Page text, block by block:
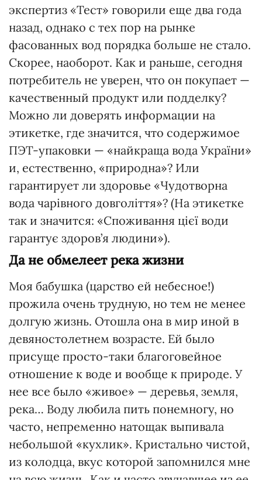
экспертиз «Тест» говорили еще два года
назад, однако с тех пор на рынке
фасованных вод порядка больше не стало.
Скорее, наоборот. Как и раньше, сегодня
пот­ребитель не уверен, что он покупает —
качественный продукт или подделку?
Можно ли доверять информации на
этикетке, где значится, что содержимое
ПЭТ-упаковки — «найкраща вода України»
и, естественно, «при­родна»? Или
гарантирует ли здоровье «Чудотворна
вода чарівного довголіття»? (На этикетке
так и значится: «Споживання цієї води
гарантує здоров’я людини»).
Да не обмелеет река жизни
Моя бабушка (царство ей небесное!)
прожила очень трудную, но тем не менее
долгую жизнь. Отошла она в мир иной в
девяностолетнем возрасте. Ей было
присуще просто-таки благоговейное
отношение к воде и вообще к природе. У
нее все было «живое» — деревья, земля,
река… Во­ду любила пить понемногу, но
час­то, непременно натощак выпивала
небольшой «кухлик». Крис­тально чистой,
из колодца, вкус которой запомнился мне